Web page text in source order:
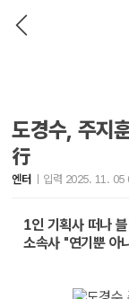
도경수, 주지
行
엔터 입력 2025. 11. 05
1인 기획사 떠나
소속사 "연기뿐 아